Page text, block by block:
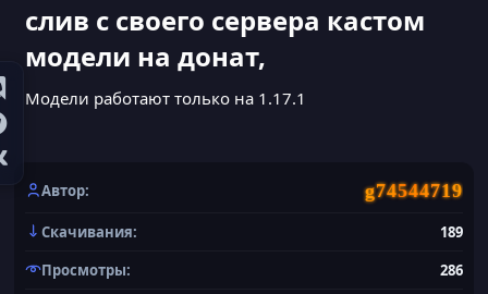
слив с своего сервера кастом
модели на донат,​
Модели работают только на 1.17.1
Автор g74544719
Скачивания
189
Просмотры
286